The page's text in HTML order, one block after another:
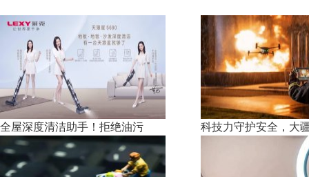
全屋深度清洁助手！拒绝油污 科技力守护安全，大